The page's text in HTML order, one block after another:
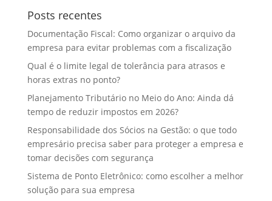
Posts recentes
Documentação Fiscal: Como organizar o arquivo da
empresa para evitar problemas com a fiscalização
Qual é o limite legal de tolerância para atrasos e
horas extras no ponto?
Planejamento Tributário no Meio do Ano: Ainda dá
tempo de reduzir impostos em 2026?
Responsabilidade dos Sócios na Gestão: o que todo
empresário precisa saber para proteger a empresa e
tomar decisões com segurança
Sistema de Ponto Eletrônico: como escolher a melhor
solução para sua empresa